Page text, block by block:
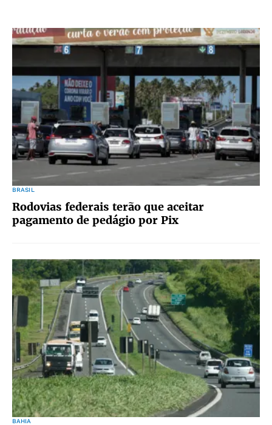
BRASIL
Rodovias federais terão que aceitar
pagamento de pedágio por Pix
BAHIA